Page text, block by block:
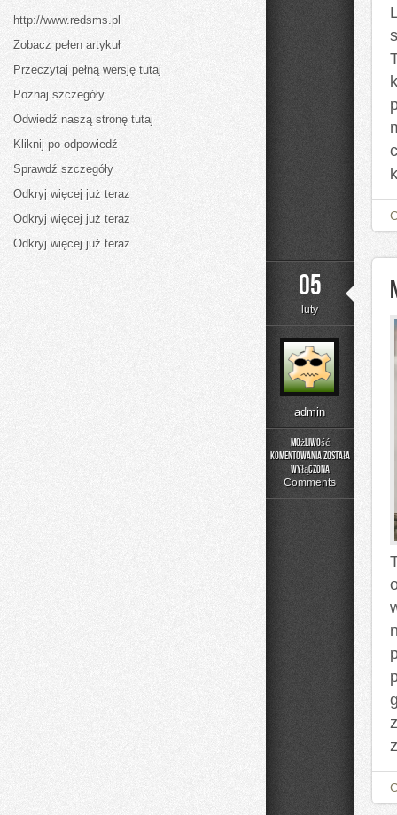
05
luty
admin
Możliwość
komentowania
Noclegi
agroturystyka
została
wyłączona
Comments
http://www.redsms.pl
Zobacz pełen artykuł
Przeczytaj pełną wersję tutaj
Poznaj szczegóły
Odwiedź naszą stronę tutaj
Kliknij po odpowiedź
Sprawdź szczegóły
Odkryj więcej już teraz
Odkryj więcej już teraz
Odkryj więcej już teraz